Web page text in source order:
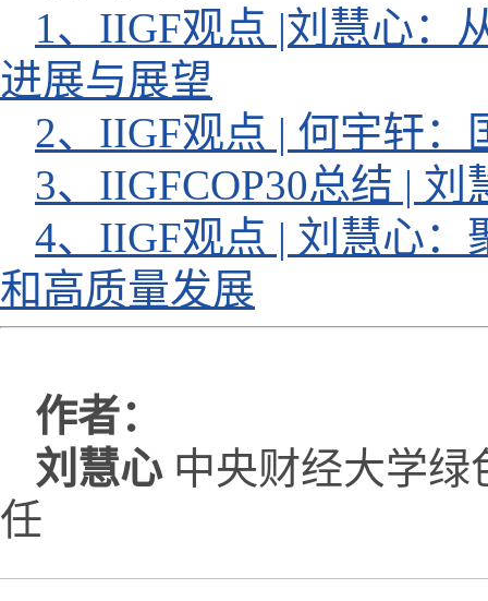
1、IIGF观点 |刘慧心：
进展与展望
2、IIGF观点 | 何宇轩
3、IIGFCOP30总结 |
4、IIGF观点 | 刘慧心：
和高质量发展
作者：
刘慧心中央财经大学绿
任